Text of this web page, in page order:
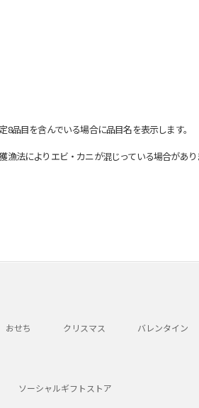
品目を含んでいる場合に品目名を表示します。
によりエビ・カニが混じっている場合があ
おせち クリスマス バレンタイン
ソーシャルギフトストア